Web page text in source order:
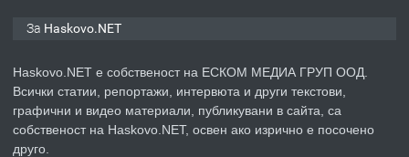
преди 5 дни
ПРЕДЛАГА
Продавам парцел в гр. Хасково кв.
За Haskovo.NET
Haskovo.NET е собственост на ЕСКОМ МЕДИА ГРУП ООД.
Всички статии, репортажи, интервюта и други текстови,
графични и видео материали, публикувани в сайта, са
собственост на Haskovo.NET, освен ако изрично е посочено
друго.